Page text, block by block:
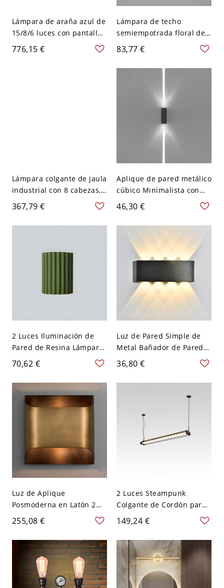
Lámpara de araña azul de
15/8/6 luces con pantalla
de vidrio, tamaño de 25
pulgadas o más - 110 A
776,15 €
Lámpara de techo
semiempotrada floral de 2
luces, 110V-120V, 16,5",
luz blanca
83,77 €
Lámpara colgante de jaula
industrial con 8 cabezas,
suspensión metálica con
tubería y válvula en negro
367,79 €
Aplique de pared metálico
cúbico Minimalista con
acabado negro de 2
cabezas y luz LED blanca
hacia arriba y hacia abajo
46,30 €
2 Luces Iluminación de
Pared de Resina Lámpara
de Pared Moderna para
Pasillo - 110 A 120 V Verde
70,62 €
Luz de Pared Simple de
Metal Bañador de Pared
LED para Pasillo - 110 A
120 V Negro 8 Blanco
36,80 €
Luz de Aplique
Posmoderna en Latón 2
Luces Luminaria de Pared
Metálica de Rectángulo -
110 A 120 V Latón 25,4 cm
255,08 €
2 Luces Steampunk
Colgante de Cordón para
Isla de Cocina con
Pantalla de Vidrio en
Carbón y Longitud de
Colgado Ajustable, 110V-
120V, Negro, Luz Cálida,
36w
149,24 €